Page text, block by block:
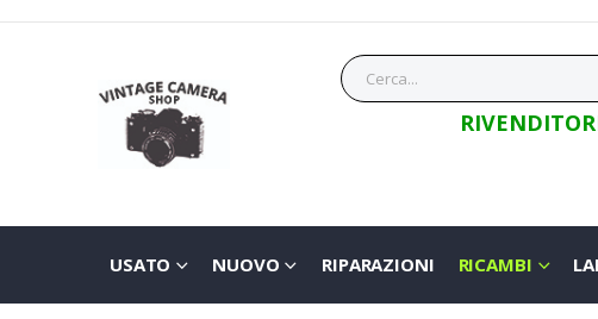
USATO NUOVO RIPARAZIONI RICAMBI